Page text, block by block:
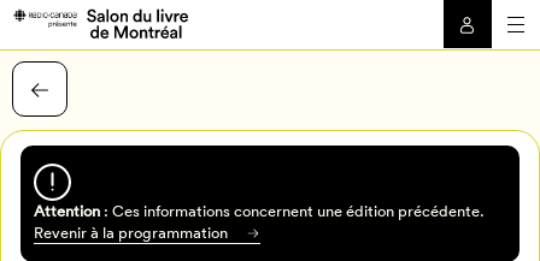
Attention: Ces informations concernent une édition précédente.
Revenir à la programmation